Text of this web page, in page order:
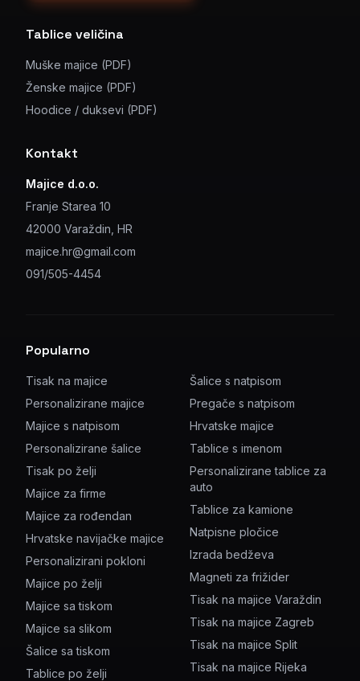
Tablice veličina
Muške majice (PDF)
Ženske majice (PDF)
Hoodice / duksevi (PDF)
Kontakt
Majice d.o.o.
Franje Starea 10
42000 Varaždin, HR
majice.hr@gmail.com
091/505-4454
Popularno
Tisak na majice
Personalizirane majice
Majice s natpisom
Personalizirane šalice
Tisak po želji
Majice za firme
Majice za rođendan
Hrvatske navijačke majice
Personalizirani pokloni
Majice po želji
Majice sa tiskom
Majice sa slikom
Šalice sa tiskom
Tablice po želji
Šalice s natpisom
Pregače s natpisom
Hrvatske majice
Tablice s imenom
Personalizirane tablice za
auto
Tablice za kamione
Natpisne pločice
Izrada bedževa
Magneti za frižider
Tisak na majice Varaždin
Tisak na majice Zagreb
Tisak na majice Split
Tisak na majice Rijeka